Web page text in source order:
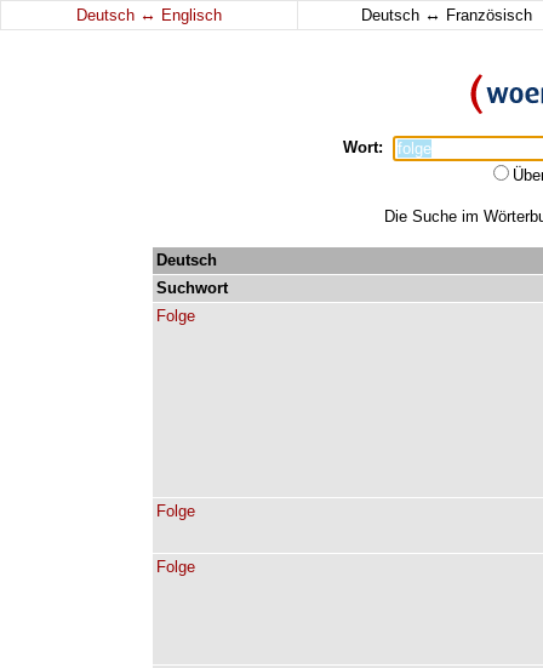
Deutsch ↔ Englisch Deutsch ↔ Französisch
Wort:
Die Suche im
Deutsch
Suchwort
Folge
Folge
Folge